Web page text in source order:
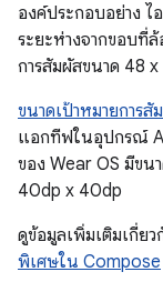
องค์ประกอบอย่าง
ระยะห่างจากขอบที่
การสัมผัสขนาด 48
ขนาดเป้าหมายการ
แอกทีฟในอุปกรณ์
ของ Wear OS มีข
40dp x 40dp
ดูข้อมูลเพิ่มเติมเกี่ยว
พิเศษใน Compose